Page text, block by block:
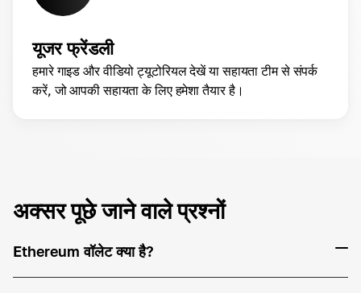
यूजर फ्रेंडली
हमारे गाइड और वीडियो ट्यूटोरियल देखें या सहायता टीम से संपर्क
करें, जो आपकी सहायता के लिए हमेशा तैयार है।
अक्सर पूछे जाने वाले प्रश्नों
Ethereum वॉलेट क्या है?